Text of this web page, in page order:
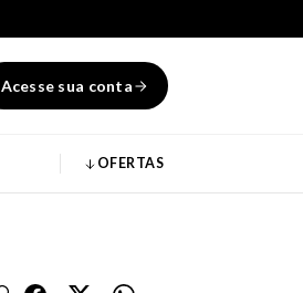
Acesse sua conta
OFERTAS